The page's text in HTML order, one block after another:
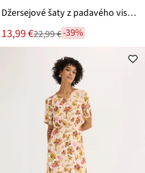
Džersejové šaty z padavého viskózového mixu
Nová
cena
13,99 €
Zľava 22,99 €-39%